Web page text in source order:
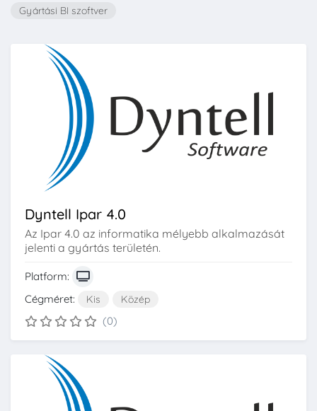
Gyártási BI szoftver
Dyntell Ipar 4.0
Az Ipar 4.0 az informatika mélyebb alkalmazását
jelenti a gyártás területén.
Platform:
Cégméret:
Kis Közép
(0)